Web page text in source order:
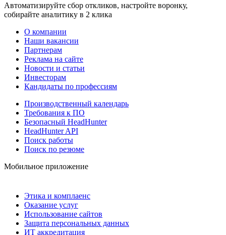
Автоматизируйте сбор откликов, настройте воронку,
собирайте аналитику в 2 клика
О компании
Наши вакансии
Партнерам
Реклама на сайте
Новости и статьи
Инвесторам
Кандидаты по профессиям
Производственный календарь
Требования к ПО
Безопасный HeadHunter
HeadHunter API
Поиск работы
Поиск по резюме
Мобильное приложение
Этика и комплаенс
Оказание услуг
Использование сайтов
Защита персональных данных
ИТ аккредитация